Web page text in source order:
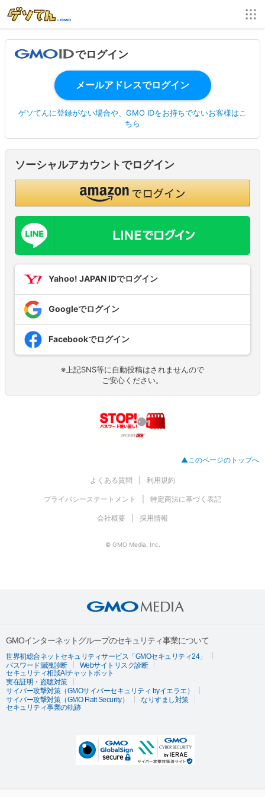
でログイン
ゲソてんに登録がない場合や、GMO IDをお持ちでないお客様はこ
ちら
ソーシャルアカウントでログイン
Yahoo! JAPAN IDでログイン
Googleでログイン
Facebookでログイン
※上記SNS等に自動投稿はされませんので
ご安心ください。
▲このページのトップへ
よくある質問 利用規約
プライバシーステートメント 特定商法に基づく表記
会社概要 採用情報
© GMO Media, Inc.
GMOインターネットグループのセキュリティ事業について
世界初総合ネットセキュリティサービス「GMOセキュリティ24」
パスワード漏洩診断
Webサイトリスク診断
セキュリティ相談AIチャットボット
実在証明・盗聴対策
サイバー攻撃対策（GMOサイバーセキュリティ byイエラエ）
サイバー攻撃対策（GMO Flatt Security）
なりすまし対策
セキュリティ事業の軌跡